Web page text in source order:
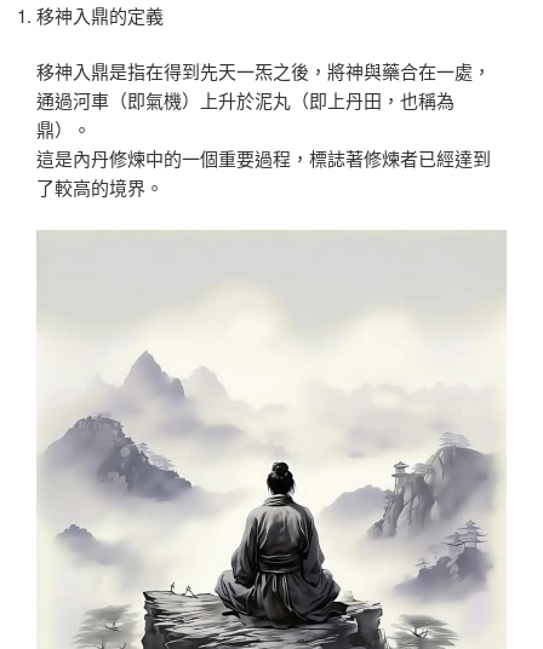
移神入鼎的定義
移神入鼎是指在得到先天一炁之後，將神與藥合在一處，
通過河車（即氣機）上升於泥丸（即上丹田，也稱為
鼎）。
這是內丹修煉中的一個重要過程，標誌著修煉者已經達到
了較高的境界。